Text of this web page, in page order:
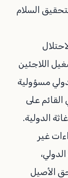
السلام
اللاجئين
مسؤولية
القائم على
الدولية.
غير
الأصيل